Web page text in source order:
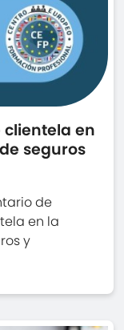
en
seguros
de
en la
y